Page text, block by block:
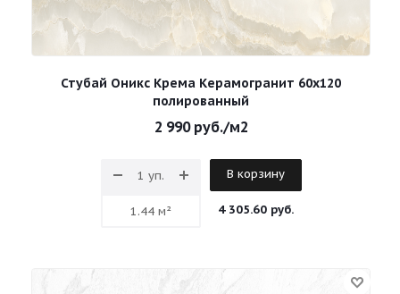
Стубай Оникс Крема Керамогранит 60х120
полированный
2 990руб./м2
В корзину
4 305.60 руб.